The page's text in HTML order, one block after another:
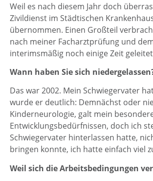
Weil es nach diesem Jahr doch
Zivildienst im Städtischen
übernommen. Einen Großteil
nach meiner Facharztprüfung und
interimsmäßig noch einige Zeit
Wann haben Sie sich
Das war 2002. Mein Schwiegervater
wurde er deutlich: Demnächst oder
Kinderneurologie, galt mein
Entwicklungsbedürfnissen, doch ich
Schwiegervater hinterlassen hatte,
bringen konnte, ich hatte einfach viel
Weil sich die Arbeitsbedingungen